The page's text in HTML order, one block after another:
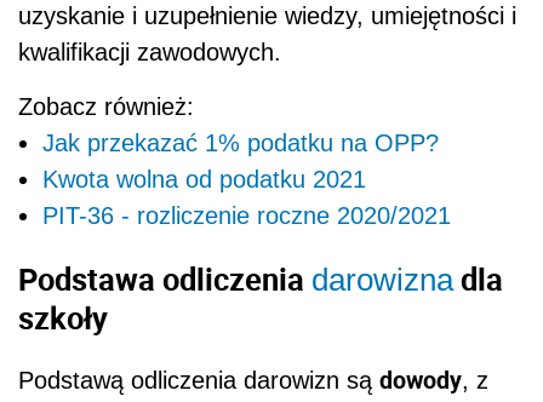
uzyskanie i uzupełnienie wiedzy, umiejętności i
kwalifikacji zawodowych.
Zobacz również:
Jak przekazać 1% podatku na OPP?
Kwota wolna od podatku 2021
PIT-36 - rozliczenie roczne 2020/2021
Podstawa odliczenia darowiznadla
szkoły
Podstawą odliczenia darowizn są dowody, z